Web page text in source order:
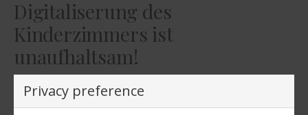
Digitaliserung des
Kinderzimmers ist
unaufhaltsam!
KALLE
Privacy preference